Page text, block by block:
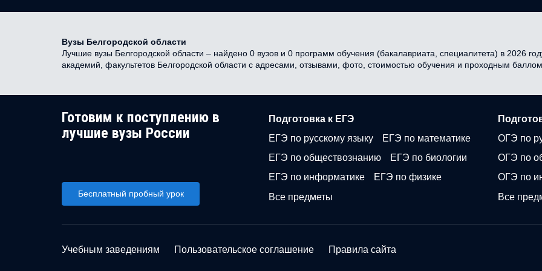
Вузы Белгородской области
Лучшие вузы Белгородской области – найдено 0 вузов и 0 программ обучения (бакалавриата, специалитета) в 2026
академий, факультетов Белгородской области с адресами, отзывами, фото, стоимостью обучения и проходным
Готовим к поступлению в
лучшие вузы России
Бесплатный пробный урок
Подготовка к ЕГЭ
ЕГЭ по русскому языку
ЕГЭ по математике
ЕГЭ по обществознанию
ЕГЭ по биологии
ЕГЭ по информатике
ЕГЭ по физике
Все предметы
ОГЭ по
ОГЭ по
ОГЭ по
Все
Учебным заведениям Пользовательское соглашение Правила сайта